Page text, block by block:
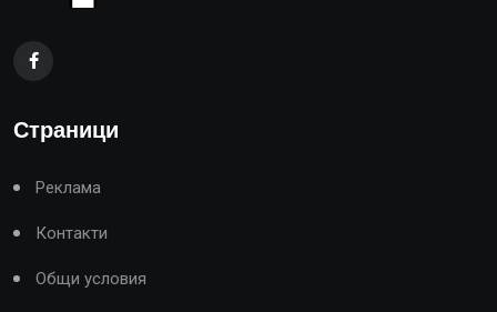
Страници
Реклама
Контакти
Общи условия